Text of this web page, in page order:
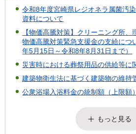
令和8年度宮崎県レジオネラ属菌汚
資料について
【物価高騰対策】クリーニング所
物価高騰対策緊急支援金の支給につ
年5月15日～令和8年8月31日まで）
災害時における葬祭用品の供給等に
建築物衛生法に基づく建築物の維持
公衆浴場入浴料金の統制額（上限額
もっと見る